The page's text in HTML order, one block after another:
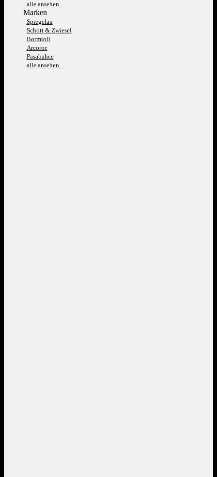
alle ansehen...
Marken
Spiegelau
Schott & Zwiesel
Bormioli
Arcoroc
Pasabahce
alle ansehen...